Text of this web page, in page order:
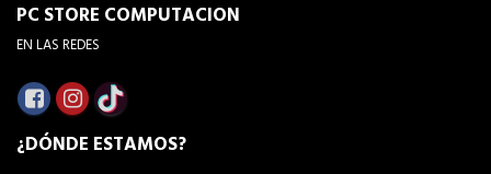
PC STORE COMPUTACION
EN LAS REDES
¿DÓNDE ESTAMOS?